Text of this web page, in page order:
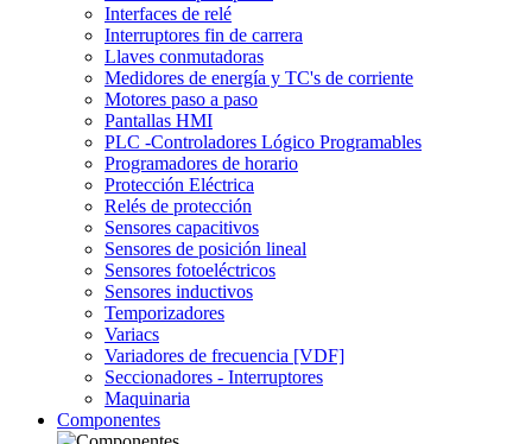
Interfaces de relé
Interruptores fin de carrera
Llaves conmutadoras
Medidores de energía y TC's de corriente
Motores paso a paso
Pantallas HMI
PLC -Controladores Lógico Programables
Programadores de horario
Protección Eléctrica
Relés de protección
Sensores capacitivos
Sensores de posición lineal
Sensores fotoeléctricos
Sensores inductivos
Temporizadores
Variacs
Variadores de frecuencia [VDF]
Seccionadores - Interruptores
Maquinaria
Componentes